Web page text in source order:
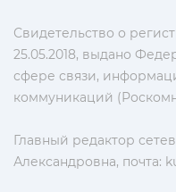
Свидетельство о
25.05.2018, выдано
сфере связи,
коммуникаций
Главный редактор
Александровна, почта: